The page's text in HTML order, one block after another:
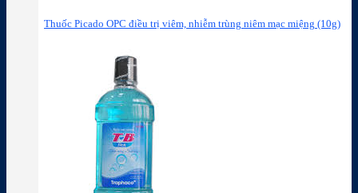
Thuốc Picado OPC điều trị viêm, nhiễm trùng niêm mạc miệng (10g)